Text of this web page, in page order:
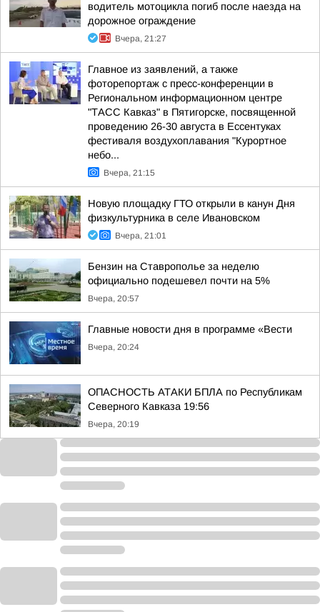
водитель мотоцикла погиб после наезда на
дорожное ограждение
Вчера, 21:27
Главное из заявлений, а также
фоторепортаж с пресс-конференции в
Региональном информационном центре
"ТАСС Кавказ" в Пятигорске, посвященной
проведению 26-30 августа в Ессентуках
фестиваля воздухоплавания "Курортное
небо...
Вчера, 21:15
Новую площадку ГТО открыли в канун Дня
физкультурника в селе Ивановском
Вчера, 21:01
Бензин на Ставрополье за неделю
официально подешевел почти на 5%
Вчера, 20:57
Главные новости дня в программе «Вести
Вчера, 20:24
ОПАСНОСТЬ АТАКИ БПЛА по Республикам
Северного Кавказа 19:56
Вчера, 20:19